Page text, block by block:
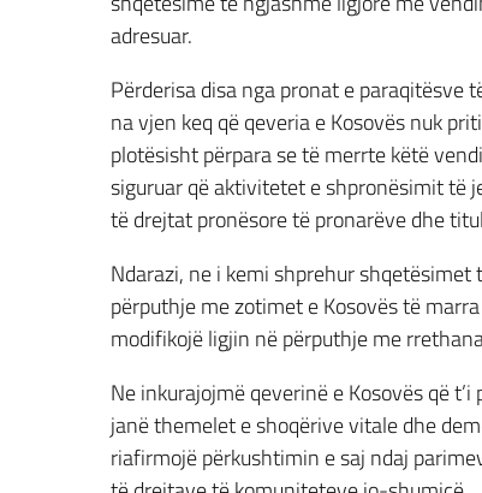
adresuar.
Përderisa disa nga pronat e paraqitësve
na vjen keq që qeveria e Kosovës nuk
plotësisht përpara se të merrte këtë
siguruar që aktivitetet e shpronësimit të
të drejtat pronësore të pronarëve dhe
Ndarazi, ne i kemi shprehur
përputhje me zotimet e Kosovës të
modifikojë ligjin në përputhje me
Ne inkurajojmë qeverinë e Kosovës që
janë themelet e shoqërive vitale dhe
riafirmojë përkushtimin e saj ndaj